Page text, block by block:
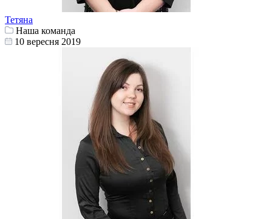
Тетяна
Наша команда
10 вересня 2019